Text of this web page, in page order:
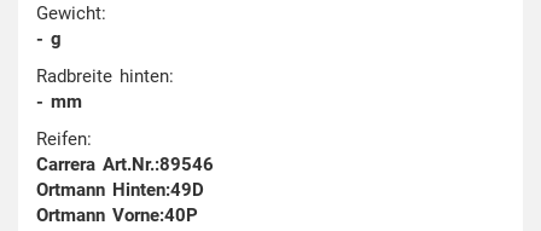
Gewicht:
- g
Radbreite hinten:
- mm
Reifen:
Carrera Art.Nr.:89546
Ortmann Hinten:49D
Ortmann Vorne:40P